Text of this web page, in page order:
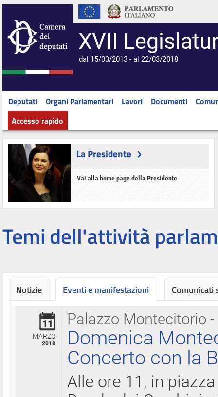
XVII
dal 15/03/2013 - al 22/03/2018
Deputati Organi Parlamentari Lavori Documenti
Accesso rapido
La Presidente
Vai alla home page della Presidente
Temi dell'attività
Notizie Eventi e manifestazioni
Palazzo Montecitorio
11
MARZO
2018
Domenica
Concerto con la
Alle ore 11, in
Comunicati